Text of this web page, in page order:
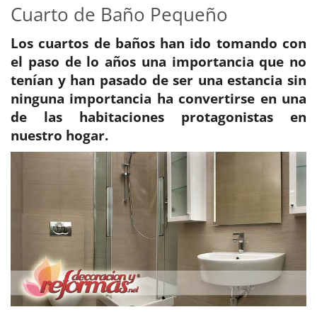
Cuarto de Baño Pequeño
Los cuartos de baños han ido tomando con
el paso de lo años una importancia que no
tenían y han pasado de ser una estancia sin
ninguna importancia ha convertirse en una
de las habitaciones protagonistas en
nuestro hogar.